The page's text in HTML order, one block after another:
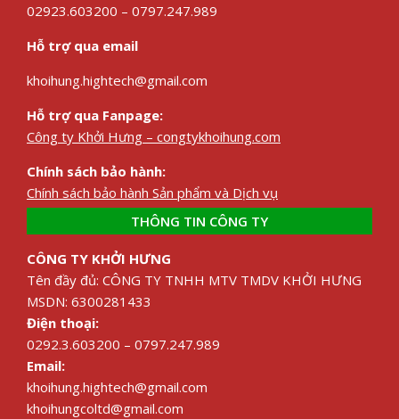
02923.603200 – 0797.247.989
Hỗ trợ qua email
khoihung.hightech@gmail.com
Hỗ trợ qua Fanpage:
Công ty Khởi Hưng – congtykhoihung.com
Chính sách bảo hành:
Chính sách bảo hành Sản phẩm và Dịch vụ
THÔNG TIN CÔNG TY
CÔNG TY KHỞI HƯNG
Tên đầy đủ: CÔNG TY TNHH MTV TMDV KHỞI HƯNG
MSDN: 6300281433
Điện thoại:
0292.3.603200 – 0797.247.989
Email:
khoihung.hightech@gmail.com
khoihungcoltd@gmail.com